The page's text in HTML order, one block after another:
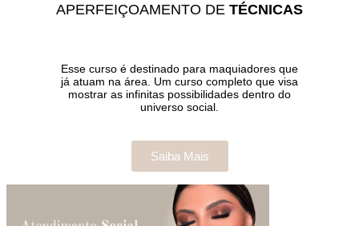
APERFEIÇOAMENTO DE TÉCNICAS
Esse curso é destinado para maquiadores que
já atuam na área. Um curso completo que visa
mostrar as infinitas possibilidades dentro do
universo social.
Saiba Mais